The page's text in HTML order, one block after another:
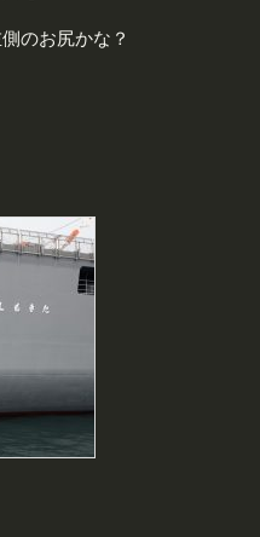
のお尻かな？